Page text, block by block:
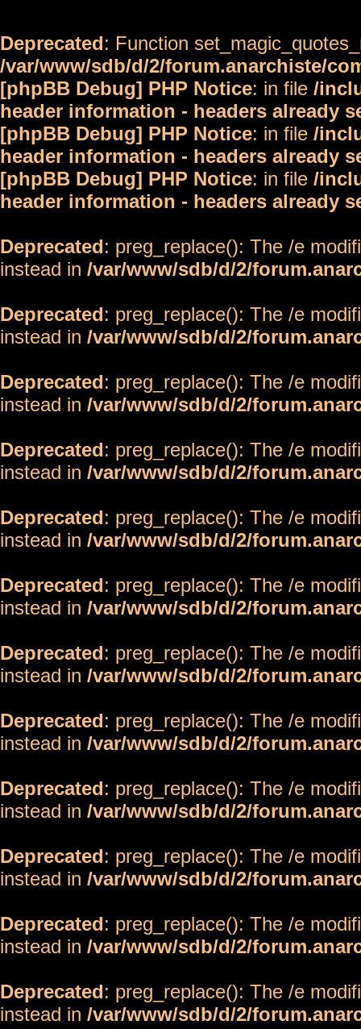
Deprecated: Function
/var/www/sdb/d/2/forum.anarchiste/
[phpBB Debug] PHP Notice: in file /
header information - headers already
[phpBB Debug] PHP Notice: in file /
header information - headers already
[phpBB Debug] PHP Notice: in file /
header information - headers already
Deprecated: preg_replace(): The /e
instead in /var/www/sdb/d/2/
Deprecated: preg_replace(): The /e
instead in /var/www/sdb/d/2/
Deprecated: preg_replace(): The /e
instead in /var/www/sdb/d/2/
Deprecated: preg_replace(): The /e
instead in /var/www/sdb/d/2/
Deprecated: preg_replace(): The /e
instead in /var/www/sdb/d/2/
Deprecated: preg_replace(): The /e
instead in /var/www/sdb/d/2/
Deprecated: preg_replace(): The /e
instead in /var/www/sdb/d/2/
Deprecated: preg_replace(): The /e
instead in /var/www/sdb/d/2/
Deprecated: preg_replace(): The /e
instead in /var/www/sdb/d/2/
Deprecated: preg_replace(): The /e
instead in /var/www/sdb/d/2/
Deprecated: preg_replace(): The /e
instead in /var/www/sdb/d/2/
Deprecated: preg_replace(): The /e
instead in /var/www/sdb/d/2/